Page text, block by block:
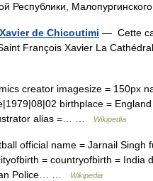
Республики,
de Chicoutimi — Cette
François Xavier La
creator imagesize = 150px
birthplace =
alias =… …
Wikipedia
official name = Jarnail Singh
= countryofbirth = India
Police… …
Wikipedia